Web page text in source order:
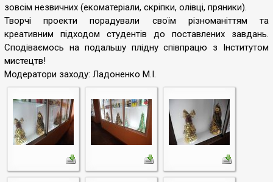
зовсім незвичних (екоматеріали, скріпки, олівці, пряники).
Творчі проекти порадували своїм різноманіттям та
креативним підходом студентів до поставлених завдань.
Сподіваємось на подальшу плідну співпрацю з Інститутом
мистецтв!
Модератори заходу: Ладоненко М.І.